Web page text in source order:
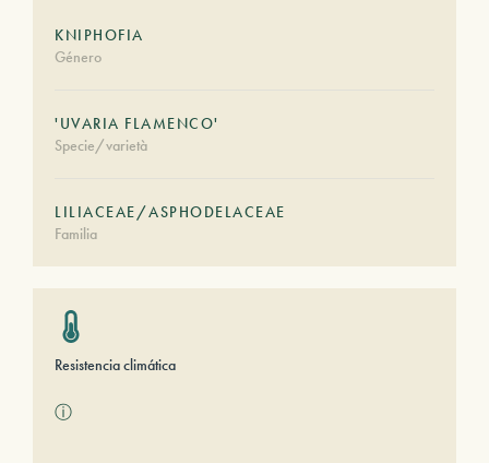
KNIPHOFIA
Género
'UVARIA FLAMENCO'
Specie/varietà
LILIACEAE/ASPHODELACEAE
Familia
Resistencia climática
ⓘ